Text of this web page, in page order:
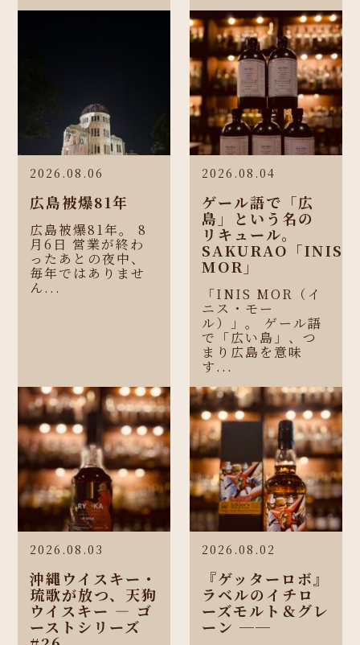
2026.08.06
広島被爆81年
広島被爆81年。 8
月6日 営業が終わ
ったあとの夜中、
毎年ではありませ
ん...
2026.08.04
ゲール語で「広
島」という名の
リキュール。
SAKURAO「INIS
MOR」
「INIS MOR（イ
ニス・モー
ル）」。 ゲール語
で「広い島」、つ
まり広島を意味
す...
2026.08.03
沖縄ウイスキー・
琉歌が放つ、天狗
ウイスキー ― ゴ
ーストシリーズ
2026.08.02
『ゲッターロボ』
ラベルのイチロ
ーズモルト＆グレ
ーン ──